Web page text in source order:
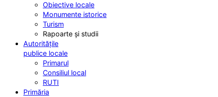
Obiective locale
Monumente istorice
Turism
Rapoarte și studii
Autoritățile
publice locale
Primarul
Consiliul local
RUTI
Primăria